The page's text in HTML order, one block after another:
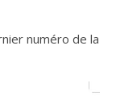
numéro de la